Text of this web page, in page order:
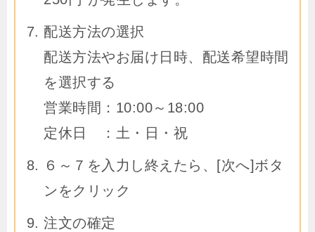
配送方法の選択
配送方法やお届け日時、配送希望時間
を選択する
営業時間：10:00～18:00
定休日 ：土・日・祝
６～７を入力し終えたら、[次へ]ボタ
ンをクリック
注文の確定